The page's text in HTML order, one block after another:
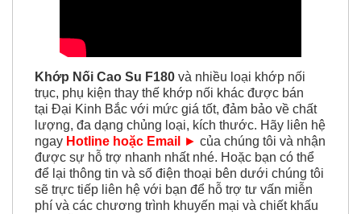
Khớp Nối Cao Su F180 và nhiều loại khớp nối
trục, phụ kiện thay thế khớp nối khác được bán
tại Đại Kinh Bắc với mức giá tốt, đảm bảo về chất
lượng, đa dạng chủng loại, kích thước. Hãy liên hệ
ngay Hotline hoặc Email ► của chúng tôi và nhận
được sự hỗ trợ nhanh nhất nhé. Hoặc bạn có thể
để lại thông tin và số điện thoại bên dưới chúng tôi
sẽ trực tiếp liên hệ với bạn để hỗ trợ tư vấn miễn
phí và các chương trình khuyến mại và chiết khấu